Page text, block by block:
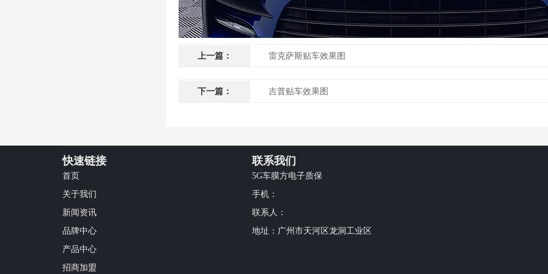
上一篇： 雷克萨斯贴车效果图
下一篇： 吉普贴车效果图
快速链接
首页
关于我们
新闻资讯
品牌中心
产品中心
招商加盟
联系我们
5G车膜方电子质保
手机：
联系人：
地址：广州市天河区龙洞工业区